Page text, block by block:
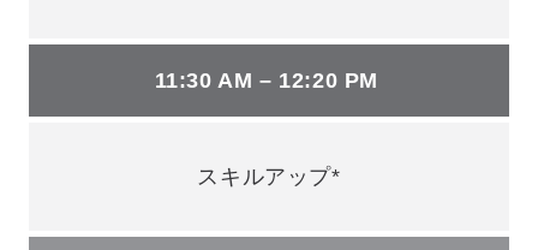
11:30 AM – 12:20 PM
スキルアップ*